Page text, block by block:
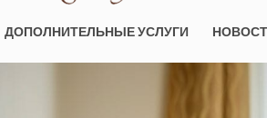
ДОПОЛНИТЕЛЬНЫЕ УСЛУГИ